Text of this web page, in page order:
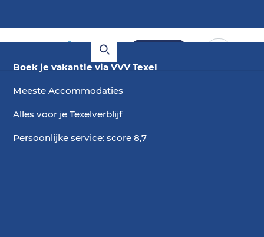
Boek je vakantie via VVV Texel
Meeste Accommodaties
Alles voor je Texelverblijf
Persoonlijke service: score 8,7